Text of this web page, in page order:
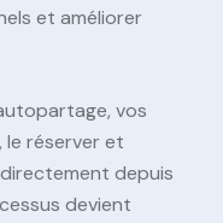
et améliorer
vos
le réserver et
depuis
devient